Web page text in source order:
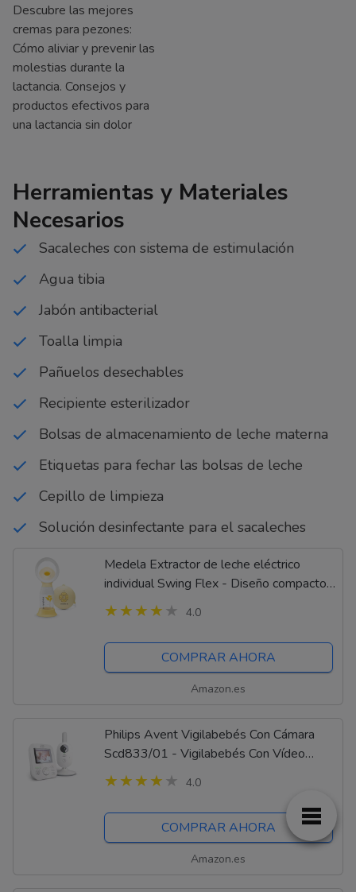
Descubre las mejores
cremas para pezones:
Cómo aliviar y prevenir las
molestias durante la
lactancia. Consejos y
productos efectivos para
una lactancia sin dolor
Herramientas y Materiales
Necesarios
Sacaleches con sistema de estimulación
Agua tibia
Jabón antibacterial
Toalla limpia
Pañuelos desechables
Recipiente esterilizador
Bolsas de almacenamiento de leche materna
Etiquetas para fechar las bolsas de leche
Cepillo de limpieza
Solución desinfectante para el sacaleches
Medela Extractor de leche eléctrico
individual Swing Flex - Diseño compacto,
con embudos PersonalFit Flex y
tecnología de extracción de 2 fases de
Medela
4.0
COMPRAR AHORA
Amazon.es
Philips Avent Vigilabebés Con Cámara
Scd833/01 - Vigilabebés Con Vídeo
Digital Con Privacidad Y Seguridad (a-
fhss), Pantalla A Color De 2,7", Nanas...
4.0
COMPRAR AHORA
Amazon.es